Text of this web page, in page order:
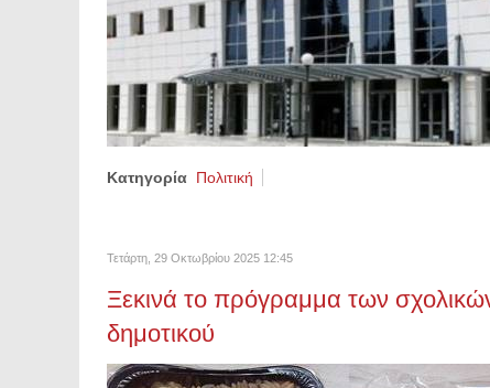
Κατηγορία Πολιτική
Τετάρτη, 29 Οκτωβρίου 2025 12:45
Ξεκινά το πρόγραμμα των
δημοτικού